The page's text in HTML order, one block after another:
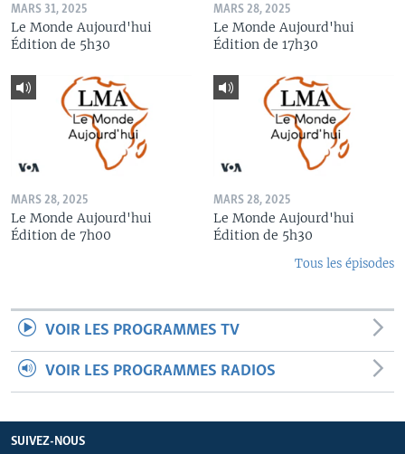
MARS 31, 2025
Le Monde Aujourd'hui
Édition de 5h30
MARS 28, 2025
Le Monde Aujourd'hui
Édition de 17h30
MARS 28, 2025
Le Monde Aujourd'hui
Édition de 7h00
MARS 28, 2025
Le Monde Aujourd'hui
Édition de 5h30
Tous les épisodes
VOIR LES PROGRAMMES TV
VOIR LES PROGRAMMES RADIOS
SUIVEZ-NOUS